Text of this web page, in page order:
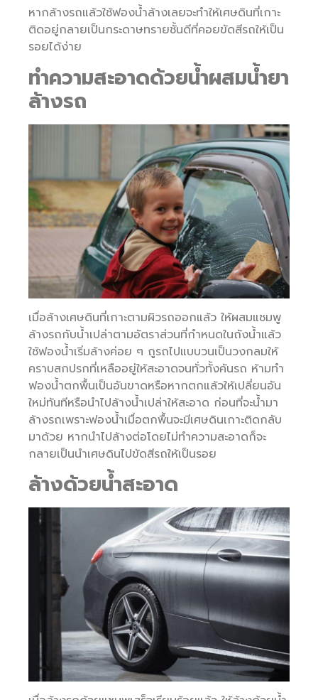
หากล้างรถแล้วใช้ฟองน้ำล้างเลยจะทำให้เศษดินที่เกาะ
ติดอยู่กลายเป็นกระดาษทรายชั้นดีที่คอยขัดสีรถให้เป็น
รอยได้ง่าย
ทำความสะอาดด้วยน้ำผสมน้ำยา
ล้างรถ
เมื่อล้างเศษดินที่เกาะตามผิวรถออกแล้ว ให้ผสมแชมพู
ล้างรถกับน้ำเปล่าตามอัตราส่วนที่กำหนดในถังน้ำแล้ว
ใช้ฟองน้ำเริ่มล้างค่อย ๆ ถูรถไปแบบวนเป็นวงกลมให้
คราบสกปรกที่เหลืออยู่ให้สะอาดจนทั่วทั้งคันรถ ห้ามทำ
ฟองน้ำตกพื้นเป็นอันขาดหรือหากตกแล้วให้เปลี่ยนอัน
ใหม่ทันทีหรือนำไปล้างน้ำเปล่าให้สะอาด ก่อนที่จะน้ำมา
ล้างรถเพราะฟองน้ำเมื่อตกพื้นจะมีเศษดินเกาะติดกลับ
มาด้วย หากนำไปล้างต่อโดยไม่ทำความสะอาดก็จะ
กลายเป็นนำเศษดินไปขัดสีรถให้เป็นรอย
ล้างด้วยน้ำสะอาด